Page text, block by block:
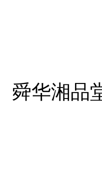
堂进